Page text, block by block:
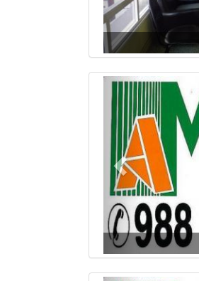
Previous